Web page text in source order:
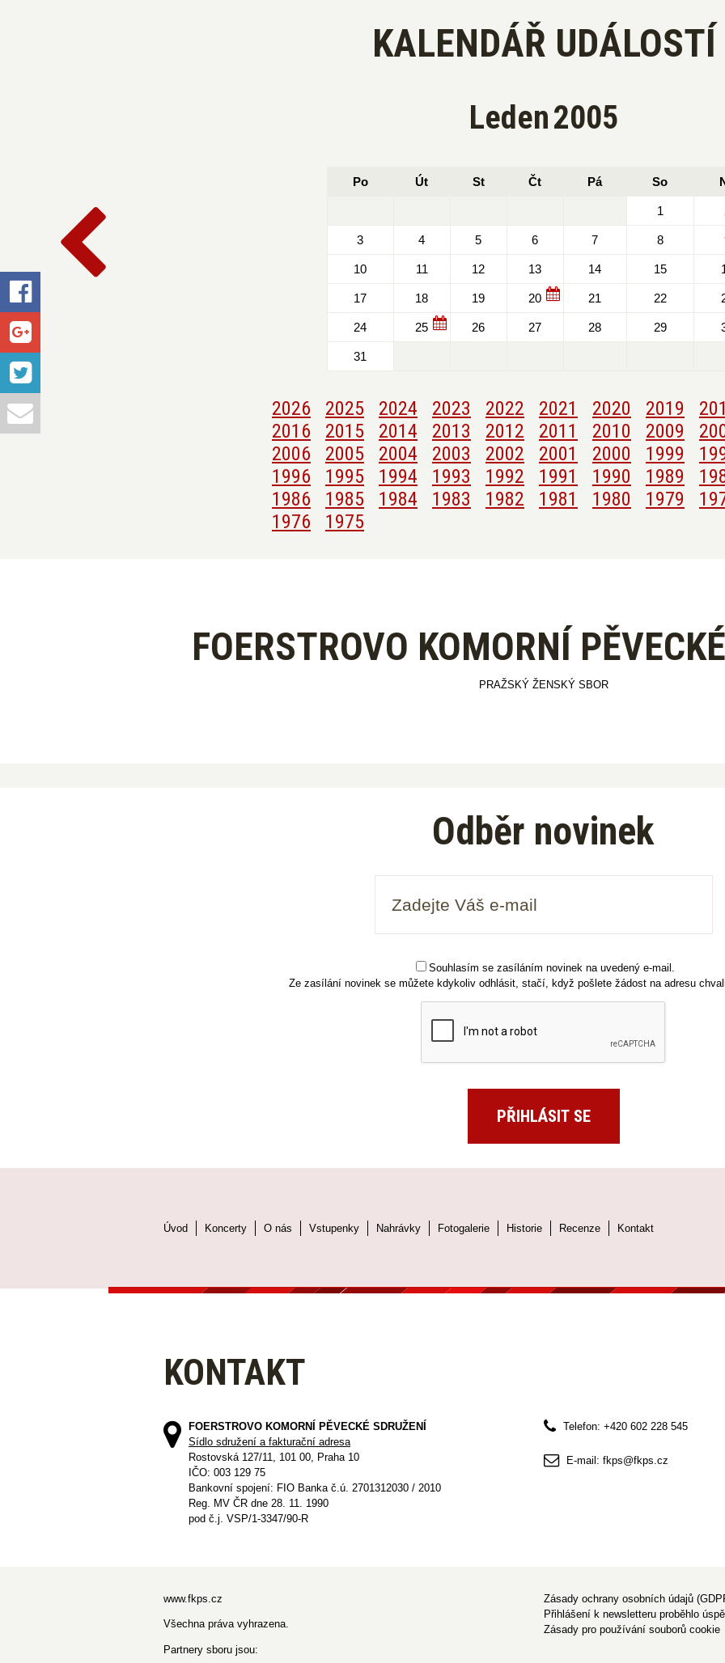
KALENDÁŘ UDÁLOSTÍ
Leden2005
Po Út St Čt Pá So
1
3 4 5 6 7 8
10 11 12 13 14 15
17 18 19 20 21 22
24 25 26 27 28 29
31
2026 2025 2024 2023 2022 2021 2020 2019
2016
2015 2014 2013 2012 2011 2010 2009
2006
2005 2004 2003 2002 2001 2000 1999
1996
1995 1994 1993 1992 1991 1990 1989
1986
1985 1984 1983 1982 1981 1980 1979
1976
1975
FOERSTROVO KOMORNÍ
PRAŽSKÝ ŽENSKÝ SBOR
Odběr novinek
Souhlasím se zasíláním novinek na uvedený e-mail.
Ze zasílání novinek se můžete kdykoliv odhlásit, stačí, když pošlete žádost na adresu
Úvod Koncerty O nás Vstupenky Nahrávky Fotogalerie Historie Recenze Kontakt
KONTAKT
FOERSTROVO KOMORNÍ PĚVECKÉ SDRUŽENÍ
Sídlo sdružení a fakturační adresa
Rostovská 127/11, 101 00, Praha 10
IČO: 003 129 75
Bankovní spojení: FIO Banka č.ú. 2701312030 / 2010
Reg. MV ČR dne 28. 11. 1990
pod č.j. VSP/1-3347/90-R
Telefon: +420 602 228 545
E-mail: fkps@fkps.cz
www.fkps.cz
Všechna práva vyhrazena.
Partnery sboru jsou:
Zásady ochrany osobních údajů
Přihlášení k newsletteru proběhlo
Zásady pro používání souborů cookie